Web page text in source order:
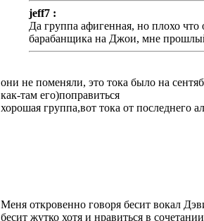
jeff7 :
Да группа афигенная, но плохо что
барабанщика на Джои, мне
они не поменяли, это тока было на
как-там его)поправиться
хорошая группа,вот тока от последнего
Меня откровенно говоря бесит вокал
бесит жутко хотя и нравиться в